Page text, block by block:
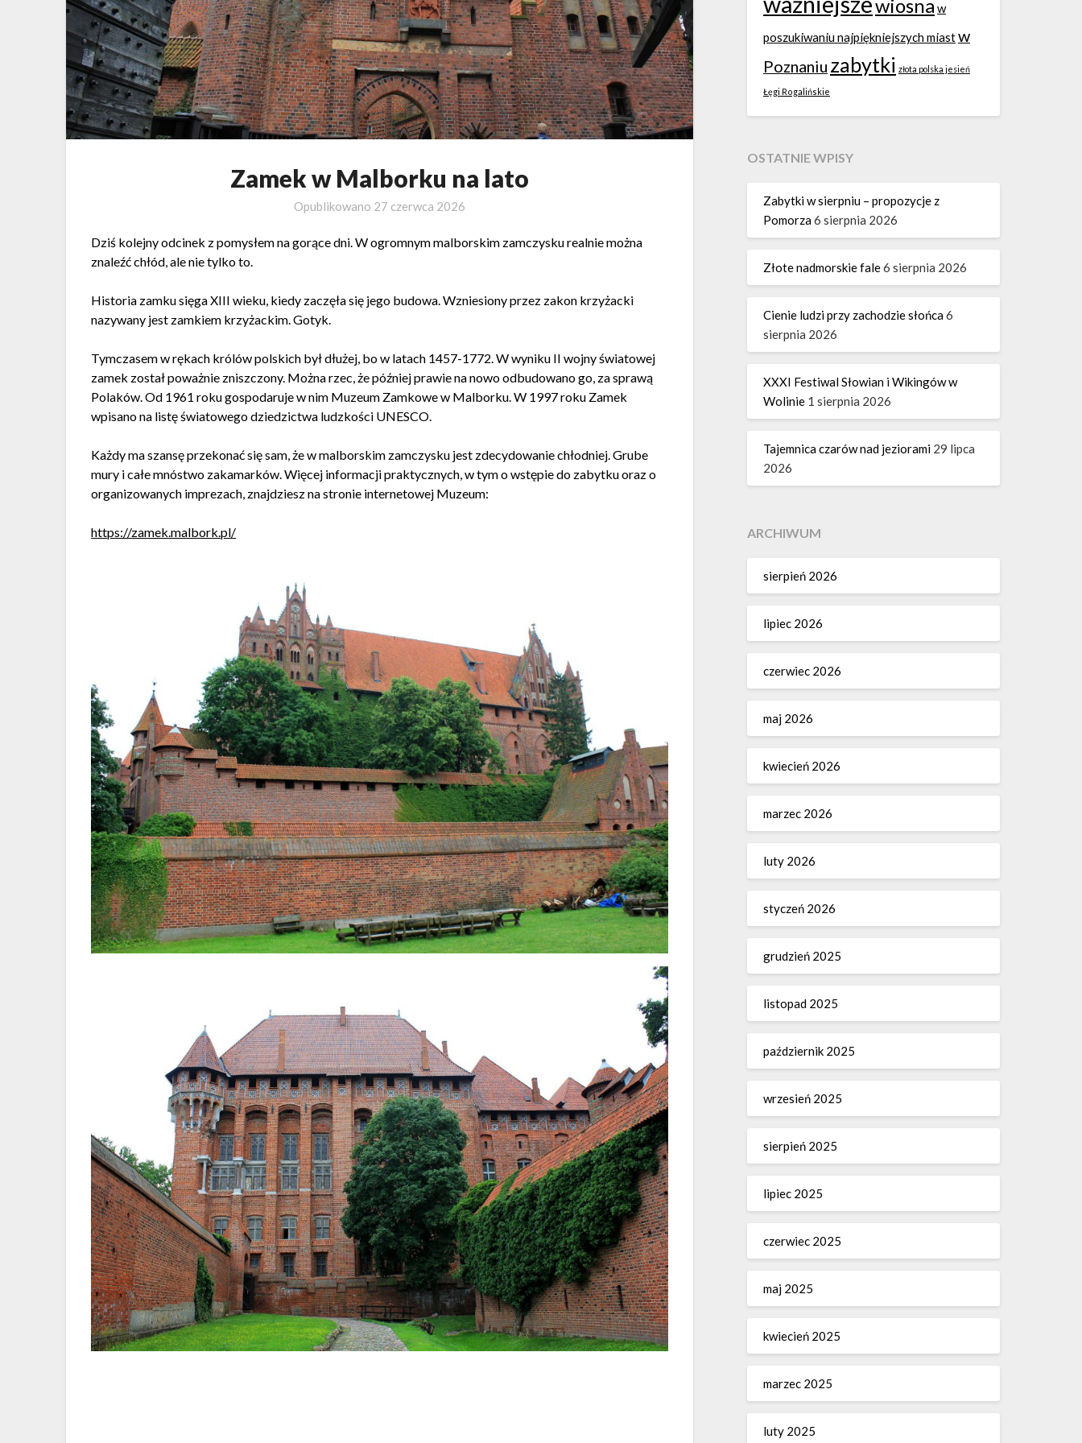
Zamek w Malborku na lato
Opublikowano 27 czerwca 2026
Dziś kolejny odcinek z pomysłem na gorące dni. W ogromnym malborskim zamczysku realnie można
znaleźć chłód, ale nie tylko to.
Historia zamku sięga XIII wieku, kiedy zaczęła się jego budowa. Wzniesiony przez zakon krzyżacki
nazywany jest zamkiem krzyżackim. Gotyk.
Tymczasem w rękach królów polskich był dłużej, bo w latach 1457-1772. W wyniku II wojny światowej
zamek został poważnie zniszczony. Można rzec, że później prawie na nowo odbudowano go, za sprawą
Polaków. Od 1961 roku gospodaruje w nim Muzeum Zamkowe w Malborku. W 1997 roku Zamek
wpisano na listę światowego dziedzictwa ludzkości UNESCO.
Każdy ma szansę przekonać się sam, że w malborskim zamczysku jest zdecydowanie chłodniej. Grube
mury i całe mnóstwo zakamarków. Więcej informacji praktycznych, w tym o wstępie do zabytku oraz o
organizowanych imprezach, znajdziesz na stronie internetowej Muzeum:
https://zamek.malbork.pl/
wiosna w
poszukiwaniu najpiękniejszych miastw
Poznaniu zabytki złota polska jesień
Łęgi Rogalińskie
OSTATNIE WPISY
Zabytki w sierpniu – propozycje z
Pomorza6 sierpnia 2026
Złote nadmorskie fale6 sierpnia 2026
Cienie ludzi przy zachodzie słońca6
sierpnia 2026
XXXI Festiwal Słowian i Wikingów w
Wolinie 1 sierpnia 2026
Tajemnica czarów nad jeziorami 29 lipca
2026
ARCHIWUM
sierpień 2026
lipiec 2026
czerwiec 2026
maj 2026
kwiecień 2026
marzec 2026
luty 2026
styczeń 2026
grudzień 2025
listopad 2025
październik 2025
wrzesień 2025
sierpień 2025
lipiec 2025
czerwiec 2025
maj 2025
kwiecień 2025
marzec 2025
luty 2025